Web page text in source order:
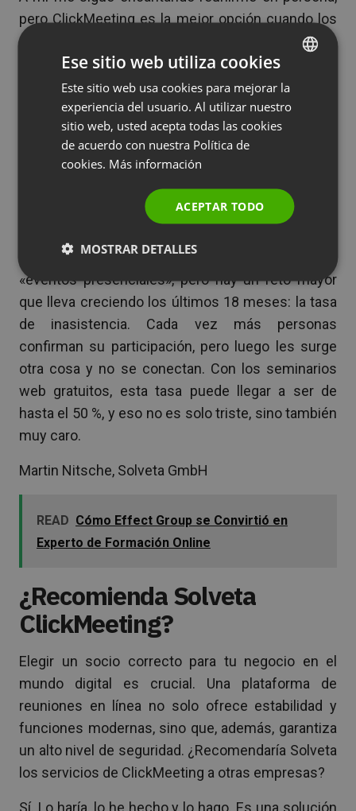
pero ClickMeeting es la mejor opción cuando los
encuentros presenciales no son posibles o son
demasiado caros.
Martin Nitsche, Solveta GmbH
Por otro lado, aquellos que se deciden por incluir
webinarios en su estrategia de marca tienen que
nuevas condiciones, como observamos en el
La preparación es mucho más fácil que los
«eventos presenciales», pero hay un reto mayor
que lleva creciendo los últimos 18 meses: la tasa
de inasistencia. Cada vez más personas
confirman su participación, pero luego les surge
otra cosa y no se conectan. Con los seminarios
web gratuitos, esta tasa puede llegar a ser de
hasta el 50 %, y eso no es solo triste, sino también
muy caro.
Martin Nitsche, Solveta GmbH
READ Cómo Effect Group se Convirtió en
Experto de Formación Online
¿Recomienda Solveta
ClickMeeting?
Elegir un socio correcto para tu negocio en el
mundo digital es crucial. Una plataforma de
reuniones en línea no solo ofrece estabilidad y
funciones modernas, sino que, además, garantiza
un alto nivel de seguridad. ¿Recomendaría Solveta
los servicios de ClickMeeting a otras empresas?
Sí. Lo haría, lo he hecho y lo hago. Es una solución
ENGLISH
FRENCH
RUSSIAN
SPANISH
Ese sitio web utiliza cookies
Este sitio web usa cookies para mejorar la
experiencia del usuario. Al utilizar nuestro
sitio web, usted acepta todas las cookies
de acuerdo con nuestra Política de
cookies. Más información
ACEPTAR TODO
MOSTRAR DETALLES